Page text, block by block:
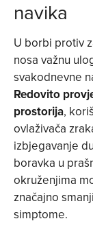
navika
U borbi protiv
nosa važnu
svakodnevne
Redovito
prostorija,
ovlaživača
izbjegavanje
boravka u
okruženjima
značajno
simptome.